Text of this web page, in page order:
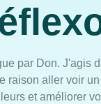
par Don. J'agis
raison aller voir
et améliorer